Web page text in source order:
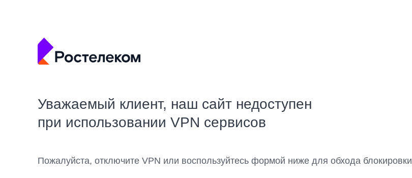
Уважаемый клиент, наш сайт недоступен
при использовании VPN сервисов
Пожалуйста, отключите VPN или воспользуйтесь формой ниже для обхода блокировки